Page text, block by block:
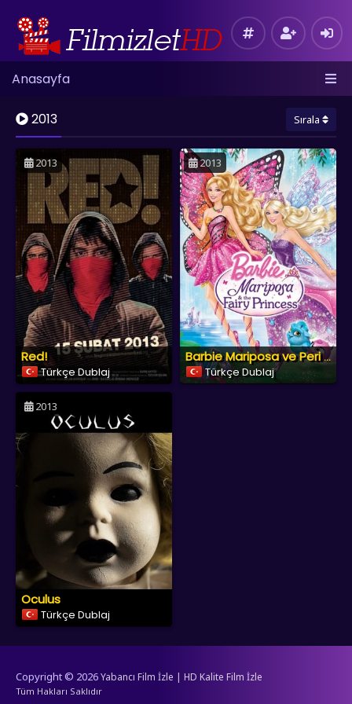
Anasayfa
2013 Sırala
2013
Red!
Türkçe Dublaj
2013
Barbie Mariposa ve Peri Prenses
Türkçe Dublaj
2013
Oculus
Türkçe Dublaj
Copyright © 2026Yabancı Film İzle | HD Kalite Film İzle
Tüm Hakları Saklıdır